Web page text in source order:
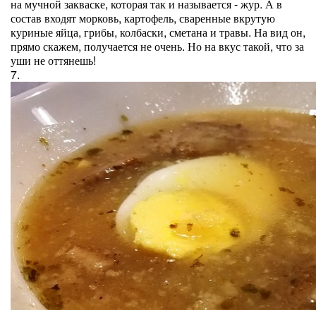
на мучной закваске, которая так и называется - жур. А в
состав входят морковь, картофель, сваренные вкрутую
куриные яйца, грибы, колбаски, сметана и травы. На вид он,
прямо скажем, получается не очень. Но на вкус такой, что за
уши не оттянешь!
7.